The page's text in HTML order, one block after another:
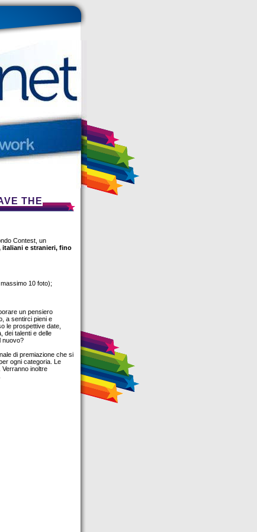
THE
Contest, un
e stranieri, fino
10 foto);
un pensiero
a sentirci pieni e
le prospettive date,
dei talenti e delle
nuovo?
di premiazione che si
ogni categoria. Le
Verranno inoltre